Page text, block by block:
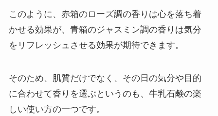
このように、赤箱のローズ調の香りは心を落ち着
かせる効果が、青箱のジャスミン調の香りは気分
をリフレッシュさせる効果が期待できます。
そのため、肌質だけでなく、その日の気分や目的
に合わせて香りを選ぶというのも、牛乳石鹸の楽
しい使い方の一つです。